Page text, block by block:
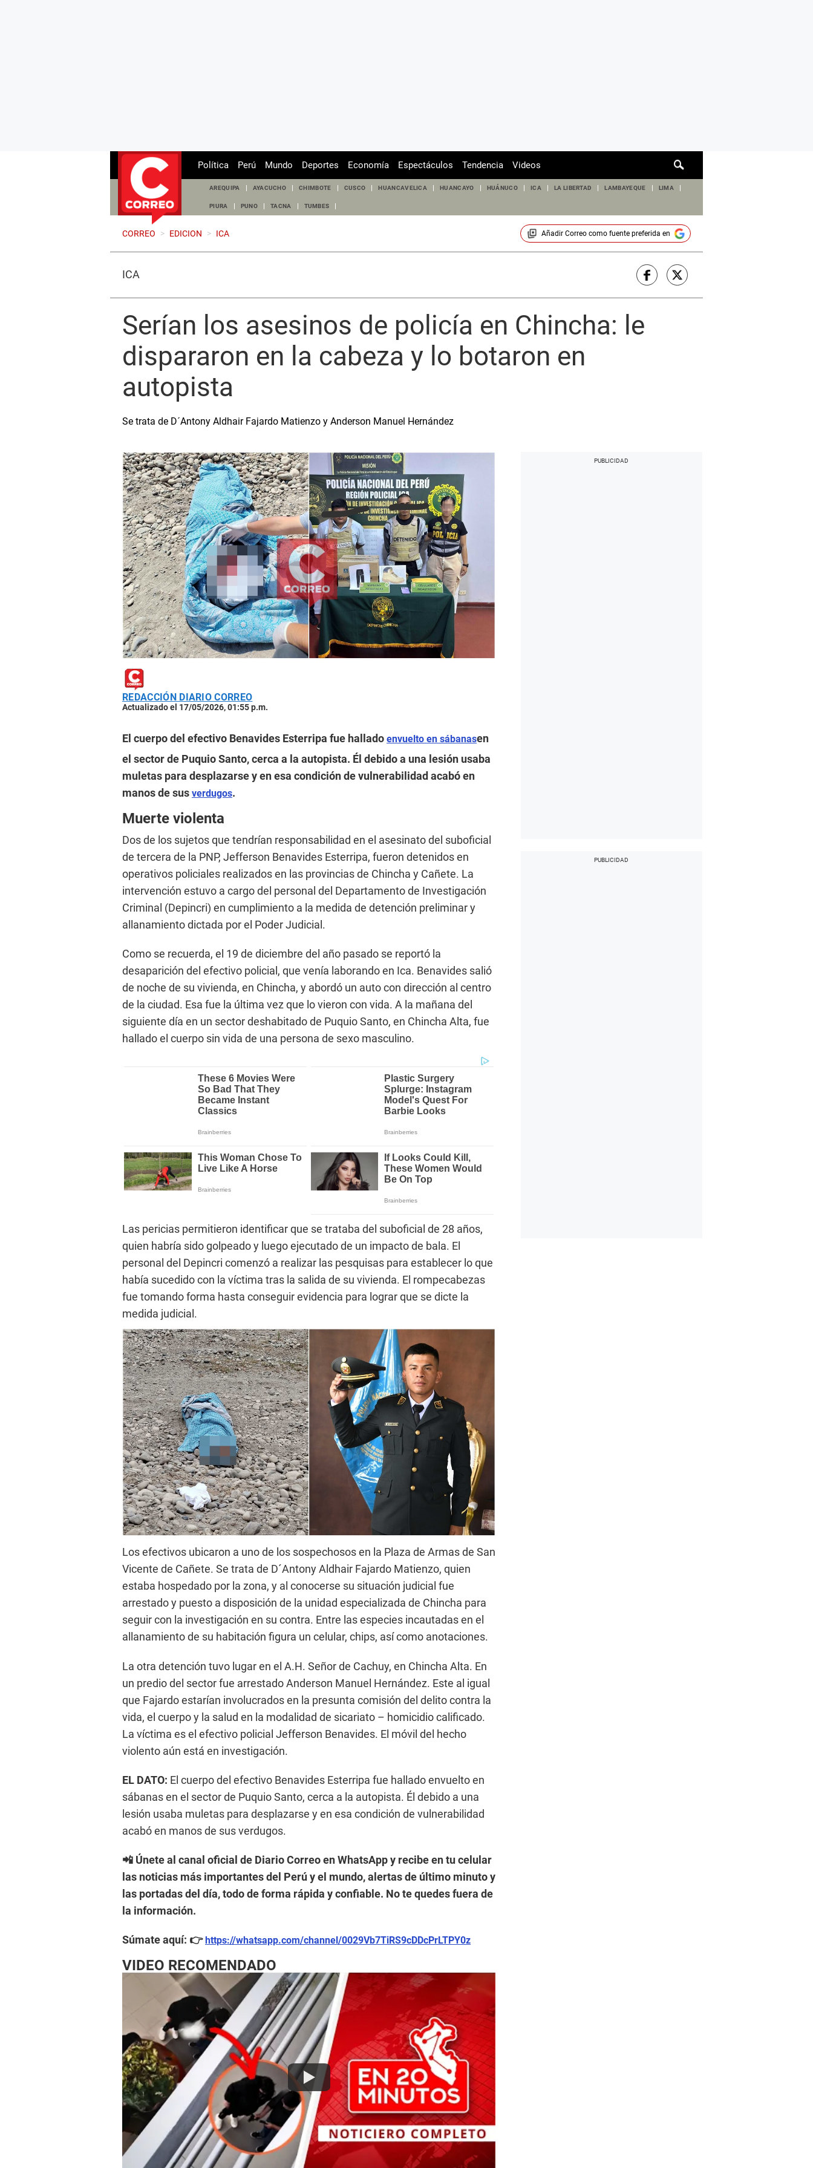
de
Política Perú Mundo Deportes Economía Espectáculos Tendencia Videos
AREQUIPA AYACUCHO CHIMBOTE CUSCO HUANCAVELICA HUANCAYO HUÁNUCO ICA LA LIBERTAD LAMBAYEQUE LIMA
PIURA PUNO TACNA TUMBES
CORREO > EDICION > ICA Añadir Correocomo fuente preferida en
ICA
Serían los asesinos de policía en Chincha: le
dispararon en la cabeza y lo botaron en
autopista
Se trata de D´Antony Aldhair Fajardo Matienzo y Anderson Manuel Hernández
REDACCIÓN DIARIO CORREO
Actualizado el 17/05/2026, 01:55 p.m.
El cuerpo del efectivo Benavides Esterripa fue hallado envuelto en sábanasen
el sector de Puquio Santo, cerca a la autopista. Él debido a una lesión usaba
muletas para desplazarse y en esa condición de vulnerabilidad acabó en
manos de sus verdugos.
Muerte violenta
Dos de los sujetos que tendrían responsabilidad en el asesinato del suboficial
de tercera de la PNP, Jefferson Benavides Esterripa, fueron detenidos en
operativos policiales realizados en las provincias de Chincha y Cañete. La
intervención estuvo a cargo del personal del Departamento de Investigación
Criminal (Depincri) en cumplimiento a la medida de detención preliminar y
allanamiento dictada por el Poder Judicial.
Como se recuerda, el 19 de diciembre del año pasado se reportó la
desaparición del efectivo policial, que venía laborando en Ica. Benavides salió
de noche de su vivienda, en Chincha, y abordó un auto con dirección al centro
de la ciudad. Esa fue la última vez que lo vieron con vida. A la mañana del
siguiente día en un sector deshabitado de Puquio Santo, en Chincha Alta, fue
hallado el cuerpo sin vida de una persona de sexo masculino.
Las pericias permitieron identificar que se trataba del suboficial de 28 años,
quien habría sido golpeado y luego ejecutado de un impacto de bala. El
personal del Depincri comenzó a realizar las pesquisas para establecer lo que
había sucedido con la víctima tras la salida de su vivienda. El rompecabezas
fue tomando forma hasta conseguir evidencia para lograr que se dicte la
medida judicial.
Los efectivos ubicaron a uno de los sospechosos en la Plaza de Armas de San
Vicente de Cañete. Se trata de D´Antony Aldhair Fajardo Matienzo, quien
estaba hospedado por la zona, y al conocerse su situación judicial fue
arrestado y puesto a disposición de la unidad especializada de Chincha para
seguir con la investigación en su contra. Entre las especies incautadas en el
allanamiento de su habitación figura un celular, chips, así como anotaciones.
La otra detención tuvo lugar en el A.H. Señor de Cachuy, en Chincha Alta. En
un predio del sector fue arrestado Anderson Manuel Hernández. Este al igual
que Fajardo estarían involucrados en la presunta comisión del delito contra la
vida, el cuerpo y la salud en la modalidad de sicariato – homicidio calificado.
La víctima es el efectivo policial Jefferson Benavides. El móvil del hecho
violento aún está en investigación.
EL DATO: El cuerpo del efectivo Benavides Esterripa fue hallado envuelto en
sábanas en el sector de Puquio Santo, cerca a la autopista. Él debido a una
lesión usaba muletas para desplazarse y en esa condición de vulnerabilidad
acabó en manos de sus verdugos.
📲 Únete al canal oficial de Diario Correo en WhatsApp y recibe en tu celular
las noticias más importantes del Perú y el mundo, alertas de último minuto y
las portadas del día, todo de forma rápida y confiable. No te quedes fuera de
la información.
Súmate aquí: 👉https://whatsapp.com/channel/0029Vb7TiRS9cDDcPrLTPY0z
VIDEO RECOMENDADO